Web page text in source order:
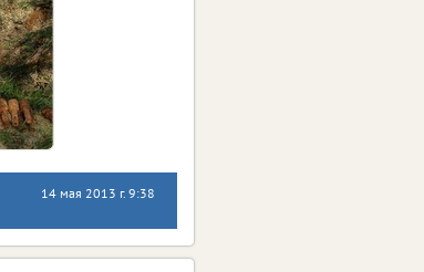
14 мая 2013 г. 9:38